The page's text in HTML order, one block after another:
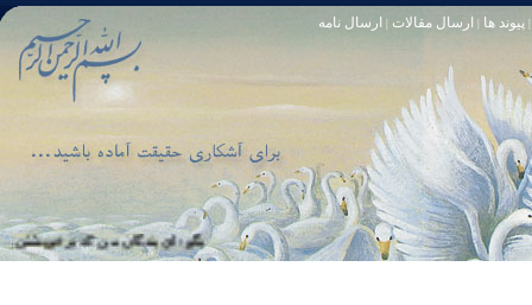
پیوند ها ارسال مقالات ارسال نامه
بگو: اى بندگان من كه بر خويشتن زياده‏تا [مبادا] كسى بگويد: افسوس بر آنچه در كار خدا كوتاهى كردم! و حقّا كه من از ريشخند كنندگان بودم. سوره زمر 56